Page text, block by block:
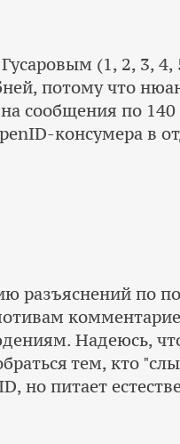
(1, 2, 3, 4,
потому что
сообщения по
консумера в
разъяснений по
Надеюсь,
тем, кто
но питает